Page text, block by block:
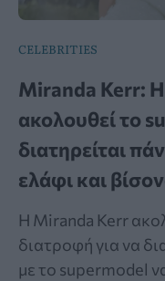
CELEBRITIES
Miranda Kerr:
ακολουθεί το
διατηρείται
ελάφι και
Η Miranda Kerr
διατροφή για να
με το supermodel